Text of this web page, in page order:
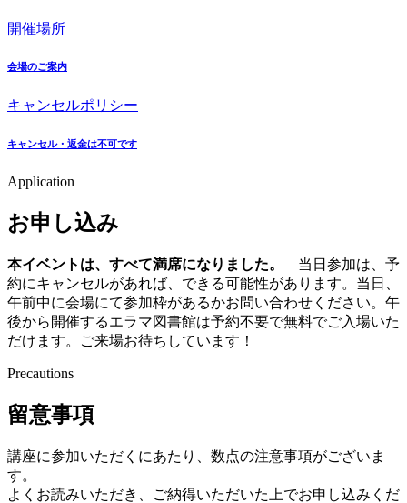
開催場所
会場のご案内
キャンセルポリシー
キャンセル・返金は不可です
Application
お申し込み
本イベントは、すべて満席になりました。
当日参加は、予
約にキャンセルがあれば、できる可能性があります。当日、
午前中に会場にて参加枠があるかお問い合わせください。午
後から開催するエラマ図書館は予約不要で無料でご入場いた
だけます。ご来場お待ちしています！
Precautions
留意事項
講座に参加いただくにあたり、数点の注意事項がございま
す。
よくお読みいただき、ご納得いただいた上でお申し込みくだ